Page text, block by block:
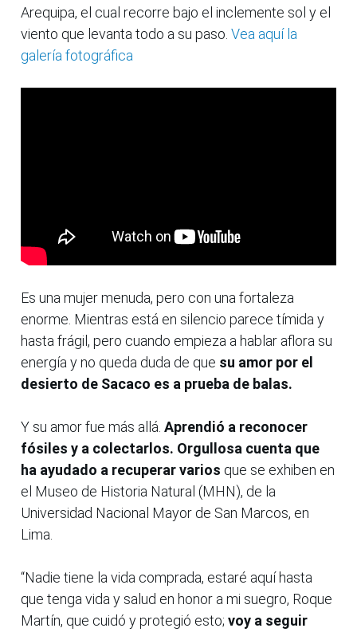
Arequipa, el cual recorre bajo el inclemente sol y el
viento que levanta todo a su paso. Vea aquí la
galería fotográfica
Es una mujer menuda, pero con una fortaleza
enorme. Mientras está en silencio parece tímida y
hasta frágil, pero cuando empieza a hablar aflora su
energía y no queda duda de que su amor por el
desierto de Sacaco es a prueba de balas.
Y su amor fue más allá. Aprendió a reconocer
fósiles y a colectarlos. Orgullosa cuenta que
ha ayudado a recuperar varios que se exhiben en
el Museo de Historia Natural (MHN), de la
Universidad Nacional Mayor de San Marcos, en
Lima.
“Nadie tiene la vida comprada, estaré aquí hasta
que tenga vida y salud en honor a mi suegro, Roque
Martín, que cuidó y protegió esto; voy a seguir